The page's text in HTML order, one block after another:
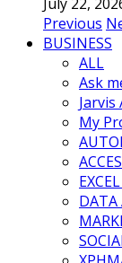
Previous
BUSINESS
ALL
Ask
Jarvis
My
DATA